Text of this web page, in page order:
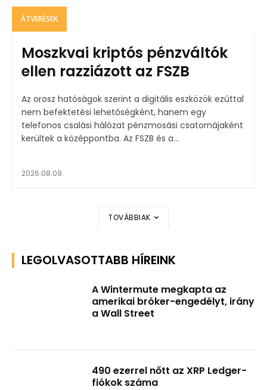
ÁTVERÉSEK
Moszkvai kriptós pénzváltók
ellen razziázott az FSZB
Az orosz hatóságok szerint a digitális eszközök ezúttal
nem befektetési lehetőségként, hanem egy
telefonos csalási hálózat pénzmosási csatornájaként
kerültek a középpontba. Az FSZB és a...
2026.08.09.
TOVÁBBIAK
LEGOLVASOTTABB HÍREINK
A Wintermute megkapta az
amerikai bróker-engedélyt, irány
a Wall Street
490 ezerrel nőtt az XRP Ledger-
fiókok száma